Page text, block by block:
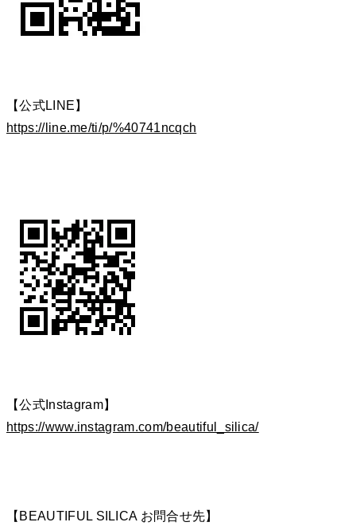
【公式LINE】
https://line.me/ti/p/%40741ncqch
【公式Instagram】
https://www.instagram.com/beautiful_silica/
【BEAUTIFUL SILICA お問合せ先】